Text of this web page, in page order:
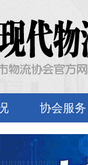
协会服务